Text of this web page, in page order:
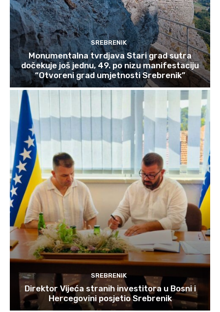
SREBRENIK
Monumentalna tvrdjava Stari grad sutra
dočekuje još jednu, 49. po nizu manifestaciju
“Otvoreni grad umjetnosti Srebrenik”
SREBRENIK
Direktor Vijeća stranih investitora u Bosni i
Hercegovini posjetio Srebrenik